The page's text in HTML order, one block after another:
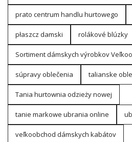
prato centrum handlu hurtowego
płaszcz damski rolákové blúzky
Sortiment dámskych výrobkov
súpravy oblečenia talianske
Tania hurtownia odzieży nowej
tanie markowe ubrania online
veľkoobchod dámskych kabátov